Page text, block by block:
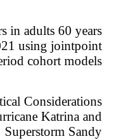
ulcers in adults 60
to 2021 using
age period cohort
Practical
Hurricane Katrina
Superstorm